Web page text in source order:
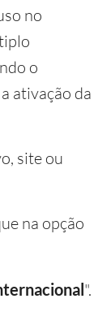
no
o
ativação da
site ou
na opção
".